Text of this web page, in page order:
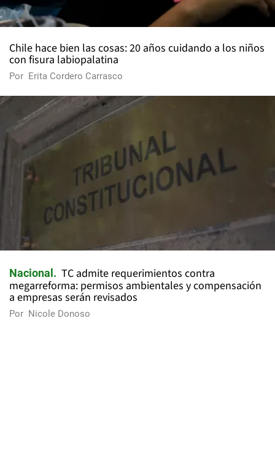
Chile hace bien las cosas: 20 años cuidando a los niños
con fisura labiopalatina
Por Erita Cordero Carrasco
Nacional
TC admite requerimientos contra
megarreforma: permisos ambientales y compensación
a empresas serán revisados
Por Nicole Donoso